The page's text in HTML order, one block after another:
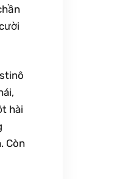
hài
Còn